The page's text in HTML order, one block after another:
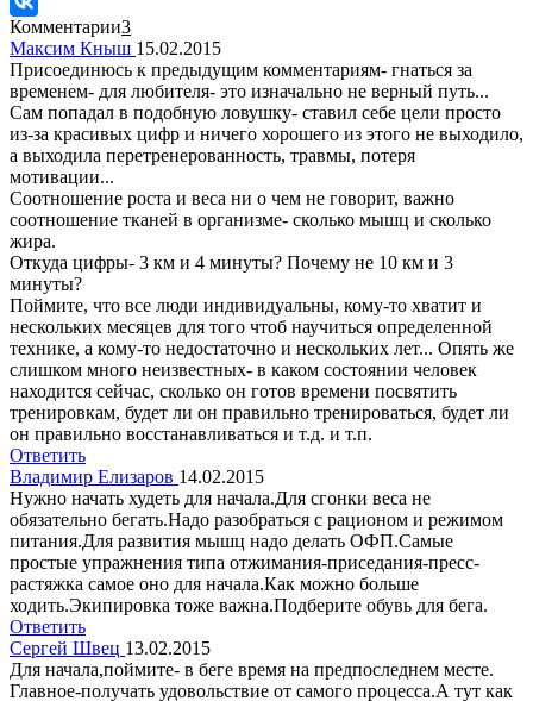
Комментарии3
Максим Кныш 15.02.2015
Присоединюсь к предыдущим комментариям- гнаться за
временем- для любителя- это изначально не верный путь...
Сам попадал в подобную ловушку- ставил себе цели просто
из-за красивых цифр и ничего хорошего из этого не выходило,
а выходила перетренерованность, травмы, потеря
мотивации...
Соотношение роста и веса ни о чем не говорит, важно
соотношение тканей в организме- сколько мышц и сколько
жира.
Откуда цифры- 3 км и 4 минуты? Почему не 10 км и 3
минуты?
Поймите, что все люди индивидуальны, кому-то хватит и
нескольких месяцев для того чтоб научиться определенной
технике, а кому-то недостаточно и нескольких лет... Опять же
слишком много неизвестных- в каком состоянии человек
находится сейчас, сколько он готов времени посвятить
тренировкам, будет ли он правильно тренироваться, будет ли
он правильно восстанавливаться и т.д. и т.п.
Ответить
Владимир Елизаров 14.02.2015
Нужно начать худеть для начала.Для сгонки веса не
обязательно бегать.Надо разобраться с рационом и режимом
питания.Для развития мышц надо делать ОФП.Самые
простые упражнения типа отжимания-приседания-пресс-
растяжка самое оно для начала.Как можно больше
ходить.Экипировка тоже важна.Подберите обувь для бега.
Ответить
Сергей Швец 13.02.2015
Для начала,поймите- в беге время на предпоследнем месте.
Главное-получать удовольствие от самого процесса.А тут как